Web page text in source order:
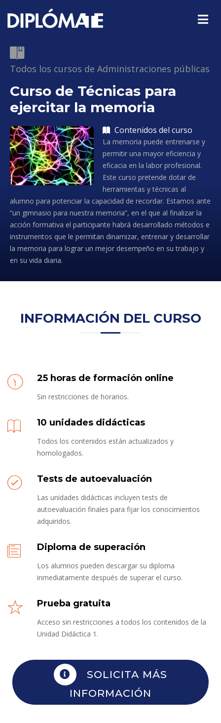
Todos los cursos de Administraciones públicas
Curso de Técnicas para
ejercitar la memoria
Contenidos del curso
La memoria puede entrenarse y
permitir una mayor eficiencia y
eficacia en la labor profesional.
Este curso pretende dotar de
herramientas y técnicas al
alumno para potenciar la capacidad de recordar. Estamos ante
“un gimnasio para nuestra memoria”, en el que al finalizar la
acción formativa el participante habrá desarrollado métodos e
instrumentos que le permitan dinamizar, entrenar y desarrollar
la memoria para lograr un mejor desempeño en su trabajo y
en su vida diaria.
INFORMACIÓN DEL CURSO
25 horas de formación online
Sin restricciones de horarios.
10 unidades didácticas
Todos los contenidos están actualizados y
homologados.
Tests de autoevaluación
Las unidades didácticas incluyen tests de
autoevaluación finales para fijar los conocimientos
adquiridos.
Diploma de superación
Los alumnos pueden descargar su diploma
inmediatamente después de superar el curso.
Prueba gratuita
Acceso sin restricciones a todos los contenidos de la
Unidad Didáctica 1.
SOLICITA MÁS
INFORMACIÓN